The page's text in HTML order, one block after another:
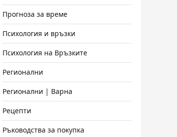
Прогноза за време
Психология и връзки
Психология на Връзките
Регионални
Регионални | Варна
Рецепти
Ръководства за покупка